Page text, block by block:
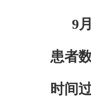
9月
患者
时间